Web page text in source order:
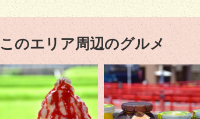
このエリア周辺のグルメ